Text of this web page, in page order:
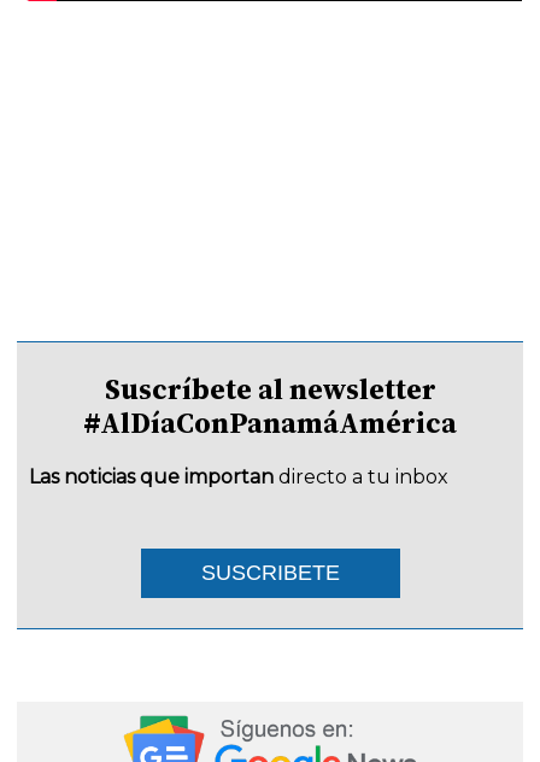
Suscríbete al newsletter
#AlDíaConPanamáAmérica
Las noticias que importan directo a tu inbox
SUSCRIBETE